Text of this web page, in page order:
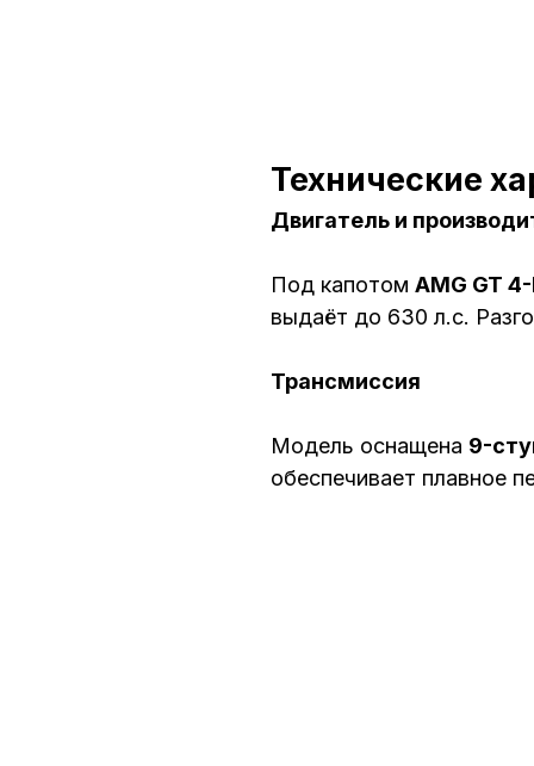
Технические
Двигатель и
Под капотом AMG GT
выдаёт до 630 л.с.
Трансмиссия
Модель оснащена 9-
обеспечивает плавное